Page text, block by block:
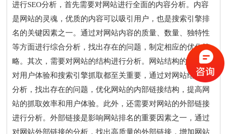
进行SEO分析，首先需要对网站进行全面的内容分析。内容
是网站的灵魂，优质的内容可以吸引用户，也是搜索引擎排
名的关键因素之一。通过对网站内容的质量、数量、独特性
等方面进行综合分析，找出存在的问题，制定相应的优化策
略。其次，需要对网站的结构进行分析。网站结构的合理性
对用户体验和搜索引擎抓取都至关重要，通过对网站结构的
分析，找出存在的问题，优化网站的内部链接结构，提高网
站的抓取效率和用户体验。此外，还需要对网站的外部链接
进行分析。外部链接是影响网站排名的重要因素之一，通过
对网站外部链接的分析，找出高质量的外部链接，增加网站